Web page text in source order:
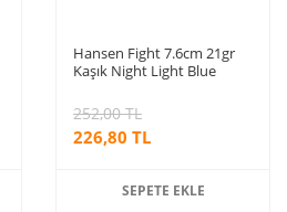
Hansen Fight 7.6cm 21gr
Kaşık Night Light Blue
226,80 TL
252,00 TL
SEPETE EKLE